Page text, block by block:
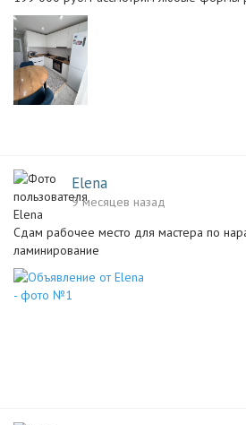
Elena
9 месяцев назад
Сдам рабочее место для мастера по
ламинирование